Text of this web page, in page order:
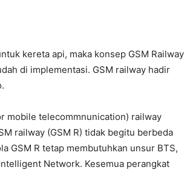
kereta api, maka konsep GSM Railway
di implementasi. GSM railway hadir
mobile telecommnunication) railway
railway (GSM R) tidak begitu berbeda
GSM R tetap membutuhkan unsur BTS,
Network. Kesemua perangkat